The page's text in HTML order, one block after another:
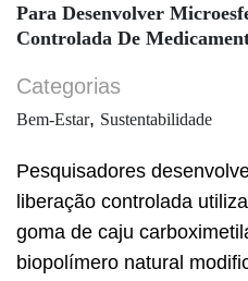
Para Desenvolver
Controlada De
Categorias
Bem-Estar, Sustentabilidade
Pesquisadores
liberação controlada
goma de caju
biopolímero natural